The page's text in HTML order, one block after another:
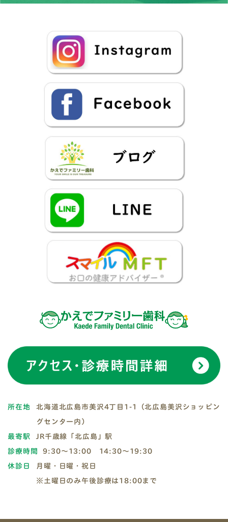
所在地 北海道北広島市美沢4丁目1-1（北広島美沢ショッピン
グセンター内）
最寄駅 JR千歳線「北広島」駅
診療時間 9:30～13:00 14:30～19:30
休診日 月曜・日曜・祝日
※土曜日のみ午後診療は18:00まで